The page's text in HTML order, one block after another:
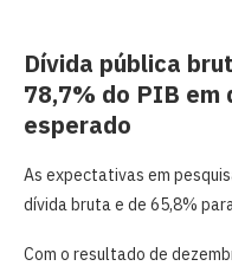
Dívida pública
78,7% do PIB em
esperado
As expectativas em
dívida bruta e de 65,8%
Com o resultado de